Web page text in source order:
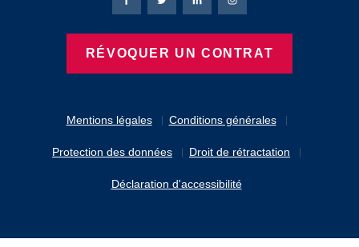
Mentions légales Conditions générales
Protection des données Droit de rétractation
Déclaration d'accessibilité
Page Facebook de Bierbaum-Proenen
Page X de Bierbaum-Proenen
Page LinkedIn de
Page Instagram de
RÉVOQUER UN CONTRAT